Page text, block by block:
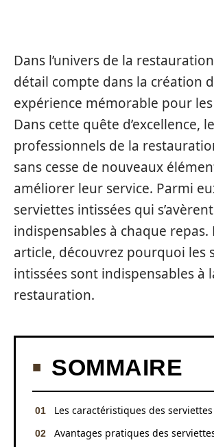
Dans l’univers de la
détail compte dans la création
expérience mémorable pour
Dans cette quête d’excellence,
professionnels de la
sans cesse de nouveaux
améliorer leur service. Parmi
serviettes intissées qui s’avèrent
indispensables à chaque repas.
article, découvrez pourquoi les
intissées sont indispensables à
restauration.
SOMMAIRE
Les caractéristiques des
Avantages pratiques des